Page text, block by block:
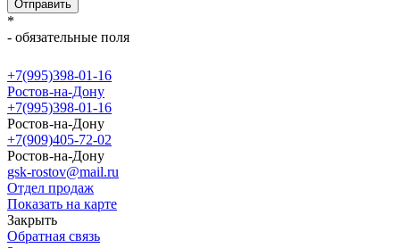
Отправить
*
- обязательные поля
+7(995)398-01-16
Ростов-на-Дону
+7(995)398-01-16
Ростов-на-Дону
+7(909)405-72-02
Ростов-на-Дону
gsk-rostov@mail.ru
Отдел продаж
Показать на карте
Закрыть
Обратная связь